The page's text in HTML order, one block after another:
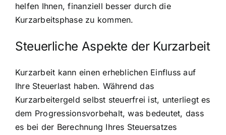
helfen Ihnen, finanziell besser durch die
Kurzarbeitsphase zu kommen.
Steuerliche Aspekte der Kurzarbeit
Kurzarbeit kann einen erheblichen Einfluss auf
Ihre Steuerlast haben. Während das
Kurzarbeitergeld selbst steuerfrei ist, unterliegt es
dem Progressionsvorbehalt, was bedeutet, dass
es bei der Berechnung Ihres Steuersatzes